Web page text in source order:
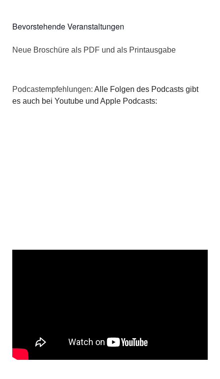
Bevorstehende Veranstaltungen
Neue Broschüre als PDF und als Printausgabe
Podcastempfehlungen: Alle Folgen des Podcasts gibt
es auch bei Youtube und Apple Podcasts: